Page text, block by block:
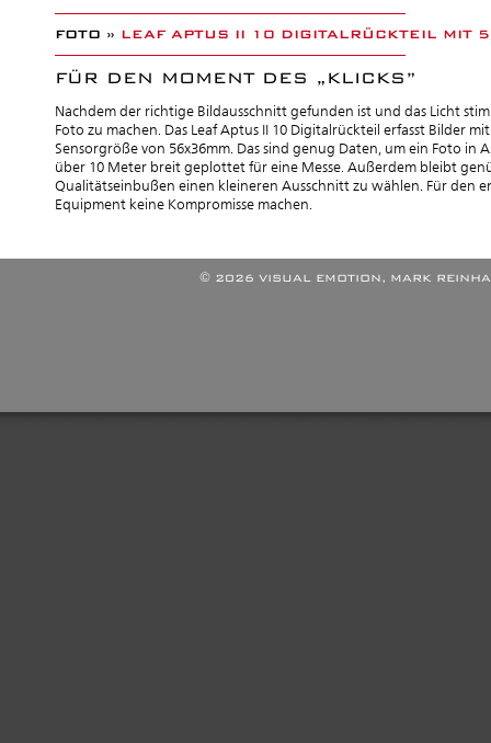
FOTO » LEAF APTUS II 10 DIGITALRÜCKTEIL MIT
FÜR DEN MOMENT DES „KLICKS”
Nachdem der richtige Bildausschnitt gefunden ist und das Licht
Foto zu machen. Das Leaf Aptus II 10 Digitalrückteil erfasst Bilder
Sensorgröße von 56x36mm. Das sind genug Daten, um ein Foto in
über 10 Meter breit geplottet für eine Messe. Außerdem bleibt
Qualitätseinbußen einen kleineren Ausschnitt zu wählen. Für den
Equipment keine Kompromisse machen.
© 2026 VISUAL EMOTION, MARK